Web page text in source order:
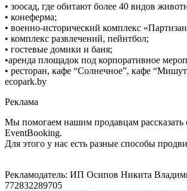
• зоосад, где обитают более 40 видов
• конеферма;
• военно-исторический комплекс
• комплекс развлечений, пейнтбол;
• гостевые домики и баня;
•аренда площадок под корпоративное
• ресторан, кафе “Солнечное”, кафе
ecopark.by
Реклама
Мы помогаем нашим продавцам рассказать
EventBooking.
Для этого у нас есть разные способы
Рекламодатель: ИП Осипов Никита
772832289705